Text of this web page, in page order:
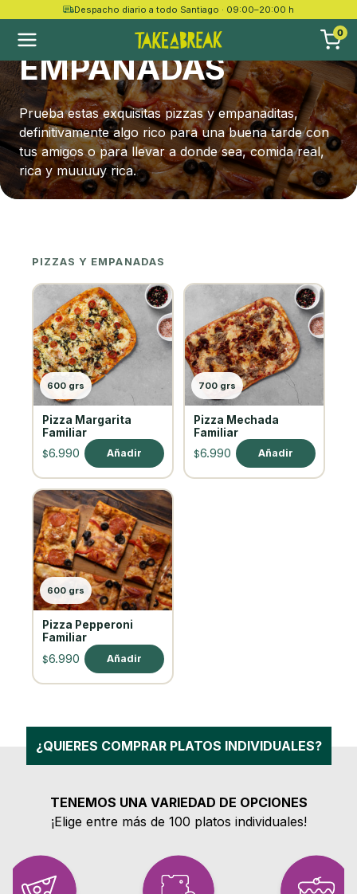
Despacho diario a todo Santiago · 09:00–20:00 h
0
PIZZAS Y
EMPANADAS
Prueba estas exquisitas pizzas y empanaditas,
definitivamente algo rico para una buena tarde con
tus amigos o para llevar a donde sea, comida real,
rica y muuuuy rica.
PIZZAS Y EMPANADAS
600 grs
Pizza Margarita
Familiar
$6.990 Añadir
700 grs
Pizza Mechada
Familiar
$6.990 Añadir
600 grs
Pizza Pepperoni
Familiar
$6.990 Añadir
¿QUIERES COMPRAR PLATOS INDIVIDUALES?
TENEMOS UNA VARIEDAD DE OPCIONES
¡Elige entre más de 100 platos individuales!